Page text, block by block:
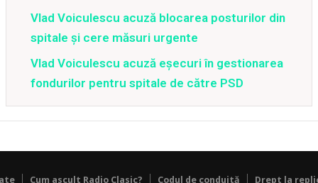
Vlad Voiculescu acuză blocarea posturilor din
spitale și cere măsuri urgente
Vlad Voiculescu acuză eșecuri în gestionarea
fondurilor pentru spitale de către PSD
Cum ascult Radio Clasic? Codul de conduită Drept la